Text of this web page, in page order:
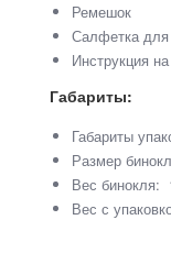
Ремешок
Салфетка для
Инструкция
Габариты:
Габариты
Размер
Вес бинокля:
Вес с